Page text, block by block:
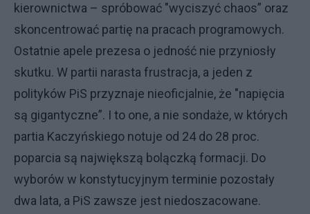
kierownictwa – spróbować "wyciszyć chaos” oraz
skoncentrować partię na pracach programowych.
Ostatnie apele prezesa o jedność nie przyniosły
skutku. W partii narasta frustracja, a jeden z
polityków PiS przyznaje nieoficjalnie, że "napięcia
są gigantyczne”. I to one, a nie sondaże, w których
partia Kaczyńskiego notuje od 24 do 28 proc.
poparcia są największą bolączką formacji. Do
wyborów w konstytucyjnym terminie pozostały
dwa lata, a PiS zawsze jest niedoszacowane.